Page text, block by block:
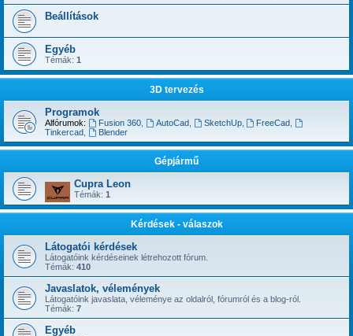
Beállítások
Egyéb
Témák: 1
3D tervezés
Programok
Alfórumok: Fusion 360, AutoCad, SketchUp, FreeCad
Tinkercad
Blender
Gépjármű
Cupra Leon
Témák: 1
Kérdések - válaszok
Látogatói kérdések
Látogatóink kérdéseinek létrehozott fórum.
Témák: 410
Javaslatok, vélemények
Látogatóink javaslata, véleménye az oldalról, fórumról és a blog-ról.
Témák: 7
Egyéb